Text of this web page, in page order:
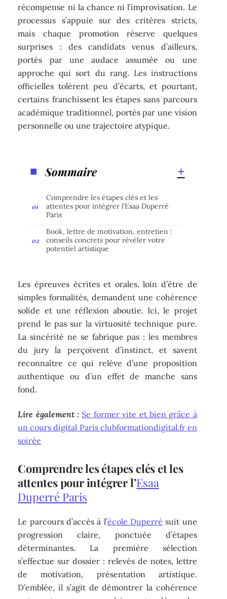
récompense ni la chance ni l’improvisation. Le
processus s’appuie sur des critères stricts,
mais chaque promotion réserve quelques
surprises : des candidats venus d’ailleurs,
portés par une audace assumée ou une
approche qui sort du rang. Les instructions
officielles tolèrent peu d’écarts, et pourtant,
certains franchissent les étapes sans parcours
académique traditionnel, portés par une vision
personnelle ou une trajectoire atypique.
Sommaire
Comprendre les étapes clés et les
attentes pour intégrer l’Esaa Duperré
Paris
Book, lettre de motivation, entretien :
conseils concrets pour révéler votre
potentiel artistique
Les épreuves écrites et orales, loin d’être de
simples formalités, demandent une cohérence
solide et une réflexion aboutie. Ici, le projet
prend le pas sur la virtuosité technique pure.
La sincérité ne se fabrique pas : les membres
du jury la perçoivent d’instinct, et savent
reconnaître ce qui relève d’une proposition
authentique ou d’un effet de manche sans
fond.
Lire également : Se former vite et bien grâce à
un cours digital Paris clubformationdigital.fr en
soirée
Comprendre les étapes clés et les
attentes pour intégrer l’Esaa
Duperré Paris
Le parcours d’accès à l’école Duperré suit une
progression claire, ponctuée d’étapes
déterminantes. La première sélection
s’effectue sur dossier : relevés de notes, lettre
de motivation, présentation artistique.
D’emblée, il s’agit de démontrer la cohérence